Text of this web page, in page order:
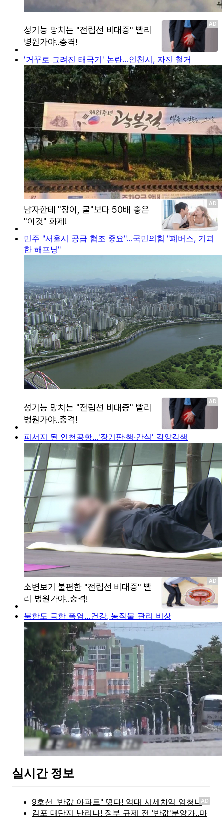
'거꾸로 그려진 태극기' 논란…인천시, 자진 철거
민주 "서울시 공급 협조 중요"…국민의힘 "폐버스, 기괴
한 해프닝"
피서지 된 인천공항…'장기판·책·간식' 각양각색
북한도 극한 폭염…건강, 농작물 관리 비상
실시간 정보
AD